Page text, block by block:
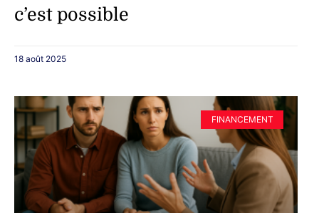
c’est possible
18 août 2025
FINANCEMENT